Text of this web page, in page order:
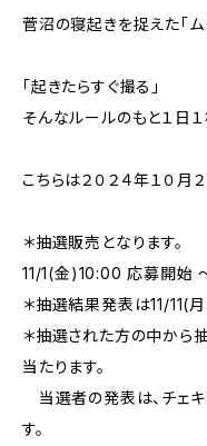
菅沼の寝起きを捉えた「ム
「起きたらすぐ撮る」
そんなルールのもと１日１
こちらは２０２４年１０月
＊抽選販売となります。
11/1(金)10:00 応募開始
＊抽選結果発表は11/11(
＊抽選された方の中から
当たります。
当選者の発表は、チェ
す。